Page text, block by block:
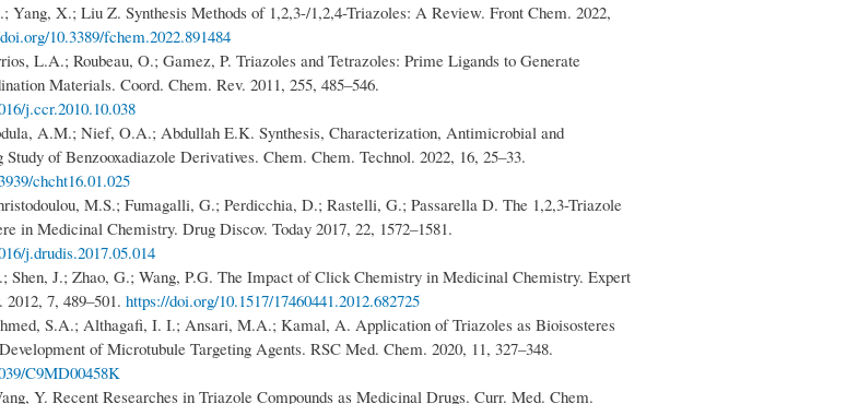
Yang, X.; Liu Z. Synthesis Methods of 1,2,3-/1,2,4-Triazoles: A Review. Front Chem. 2022,
10.3389/fchem.2022.891484
L.A.; Roubeau, O.; Gamez, P. Triazoles and Tetrazoles: Prime Ligands to Generate
Materials. Coord. Chem. Rev. 2011, 255, 485–546.
j.ccr.2010.10.038
A.M.; Nief, O.A.; Abdullah E.K. Synthesis, Characterization, Antimicrobial and
of Benzooxadiazole Derivatives. Chem. Chem. Technol. 2022, 16, 25–33.
chcht16.01.025
M.S.; Fumagalli, G.; Perdicchia, D.; Rastelli, G.; Passarella D. The 1,2,3-Triazole
in Medicinal Chemistry. Drug Discov. Today 2017, 22, 1572–1581.
j.drudis.2017.05.014
Shen, J.; Zhao, G.; Wang, P.G. The Impact of Click Chemistry in Medicinal Chemistry. Expert
7, 489–501. https://doi.org/10.1517/17460441.2012.682725
S.A.; Althagafi, I. I.; Ansari, M.A.; Kamal, A. Application of Triazoles as Bioisosteres
of Microtubule Targeting Agents. RSC Med. Chem. 2020, 11, 327–348.
C9MD00458K
Y. Recent Researches in Triazole Compounds as Medicinal Drugs. Curr. Med. Chem.